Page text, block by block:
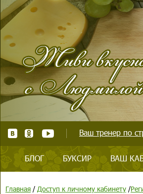
Ваш тренер по
БЛОГ БУКСИР ВАШ
Главная / Доступ к личному кабинету /